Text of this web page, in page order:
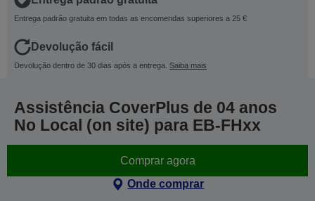
Entrega padrão gratuita em todas as encomendas superiores a 25 €
Devolução fácil
Devolução dentro de 30 dias após a entrega. Saiba mais
Assistência CoverPlus de 04 anos
No Local (on site) para EB-FHxx
Comprar agora
Onde comprar